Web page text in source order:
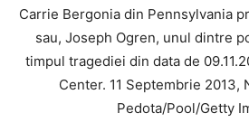
Carrie Bergonia din Pennsylvania
sau, Joseph Ogren, unul dintre
timpul tragediei din data de
Center. 11 Septembrie 2013,
Pedota/Pool/Getty